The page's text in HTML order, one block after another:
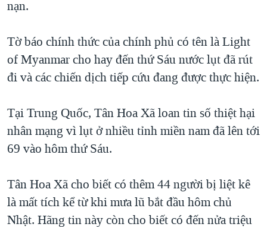
nạn.
Tờ báo chính thức của chính phủ có tên là Light
of Myanmar cho hay đến thứ Sáu nước lụt đã rút
đi và các chiến dịch tiếp cứu đang được thực hiện.
Tại Trung Quốc, Tân Hoa Xã loan tin số thiệt hại
nhân mạng vì lụt ở nhiều tỉnh miền nam đã lên tới
69 vào hôm thứ Sáu.
Tân Hoa Xã cho biết có thêm 44 người bị liệt kê
là mất tích kể từ khi mưa lũ bắt đầu hôm chủ
Nhật. Hãng tin này còn cho biết có đến nửa triệu